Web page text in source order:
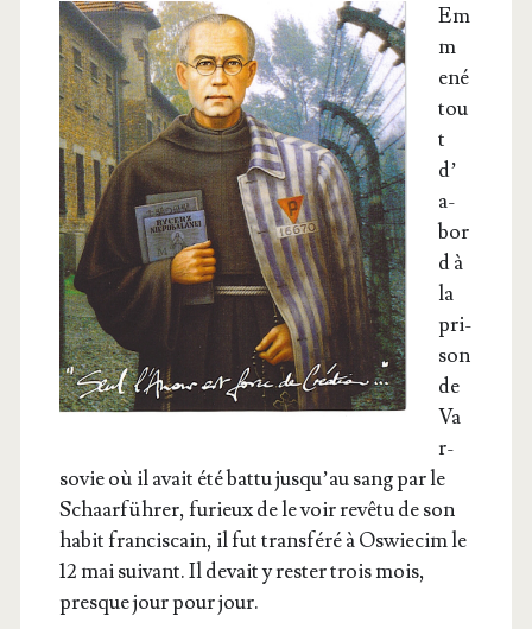
Em
m
e­né
tou
t
d’
a­
bor
d à
la
pri­
son
de
Va
r­
so­vie où il avait été bat­tu jus­qu’au sang par le
Schaarfüh­rer, furieux de le voir revê­tu de son
habit fran­cis­cain, il fut trans­fé­ré à Oswie­cim le
12 mai sui­vant. Il devait y res­ter trois mois,
presque jour pour jour.